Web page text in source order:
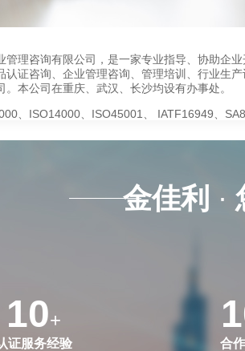
管理咨询有限公司，是一家专业指导、协助企
认证咨询、企业管理咨询、管理培训、行业生
。本公司在重庆、武汉、长沙均设有办事处。
、ISO14000、ISO45001、 IATF16949、
准以及相关法律法规，对各类企业的质量管理
业不断创新、追求卓越，努力扩展咨询认证范
求，开发并进行了有机产品认证、节能产品认
利公司多年的专业背景、优质的服务及强大的
供高质量的认证咨询服务，我们将与您一起成
！
金佳利 ·
10+
证服务经验 合